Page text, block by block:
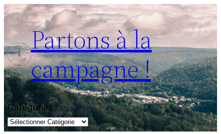
Aller
au
contenuPartons à la
campagne !
Catégories